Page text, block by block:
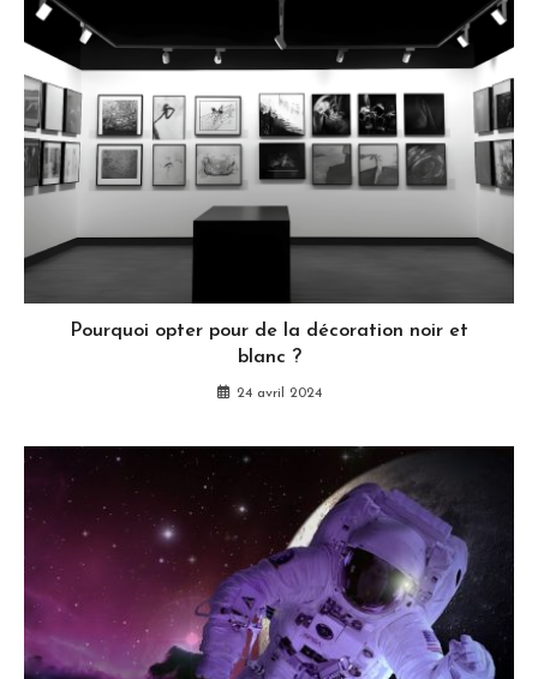
Pourquoi opter pour de la décoration noir et
blanc ?
24 avril 2024